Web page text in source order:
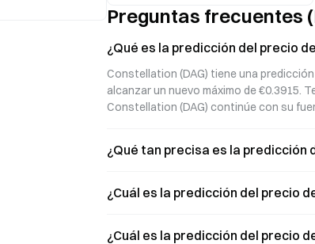
Preguntas frecuentes
¿Qué es la predicción del precio
Constellation (DAG) tiene una
alcanzar un nuevo máximo de €0.3915.
Constellation (DAG) continúe con su
¿Qué tan precisa es la predicción
¿Cuál es la predicción del precio
¿Cuál es la predicción del precio